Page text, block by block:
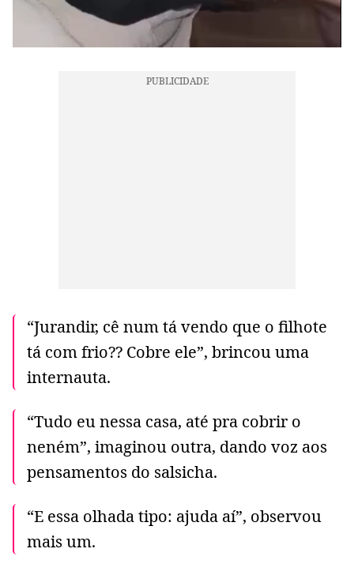
“Jurandir, cê num tá vendo que o filhote
tá com frio?? Cobre ele”, brincou uma
internauta.
“Tudo eu nessa casa, até pra cobrir o
neném”, imaginou outra, dando voz aos
pensamentos do salsicha.
“E essa olhada tipo: ajuda aí”, observou
mais um.